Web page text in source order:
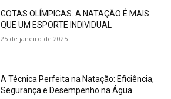
GOTAS OLÍMPICAS: A NATAÇÃO É MAIS
QUE UM ESPORTE INDIVIDUAL
25 de janeiro de 2025
A Técnica Perfeita na Natação: Eficiência,
Segurança e Desempenho na Água